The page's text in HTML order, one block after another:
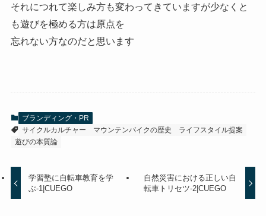
それにつれて楽しみ方も変わってきていますが少なくと
も遊びを極める方は原点を
忘れない方なのだと思います
ブランディング・PR
サイクルカルチャー
マウンテンバイクの歴史
ライフスタイル提案
遊びの本質論
学習塾に自転車教育を学
ぶ-1|CUEGO
自然災害における正しい自
転車トリセツ-2|CUEGO